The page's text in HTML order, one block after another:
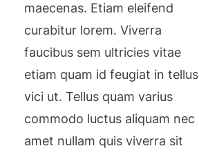
maecenas. Etiam eleifend
curabitur lorem. Viverra
faucibus sem ultricies vitae
etiam quam id feugiat in tellus
vici ut. Tellus quam varius
commodo luctus aliquam nec
amet nullam quis viverra sit